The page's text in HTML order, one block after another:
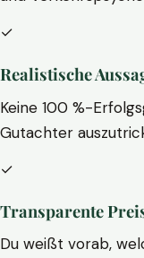
✓
Realistische
Keine 100 %-
Gutachter
✓
Transparente
Du weißt vorab,